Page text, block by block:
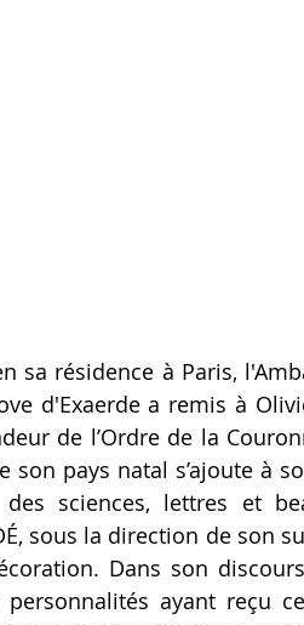
sa résidence à Paris,
d'Exaerde a remis à
de l’Ordre de la
son pays natal s’ajoute à
des sciences, lettres et
sous la direction de son
Dans son
ayant reçu